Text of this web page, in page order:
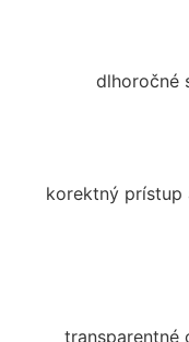
dlhoročné
korektný
transparentné